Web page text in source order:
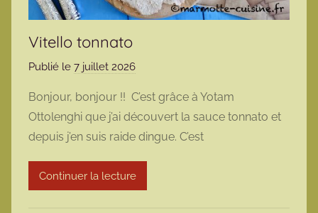
Vitello tonnato
Publié le 7 juillet 2026
r
m
a
r
m
Bonjour, bonjour !! C’est grâce à Yotam
Ottolenghi que j’ai découvert la sauce tonnato et
depuis j’en suis raide dingue. C’est
Continuer la lecture